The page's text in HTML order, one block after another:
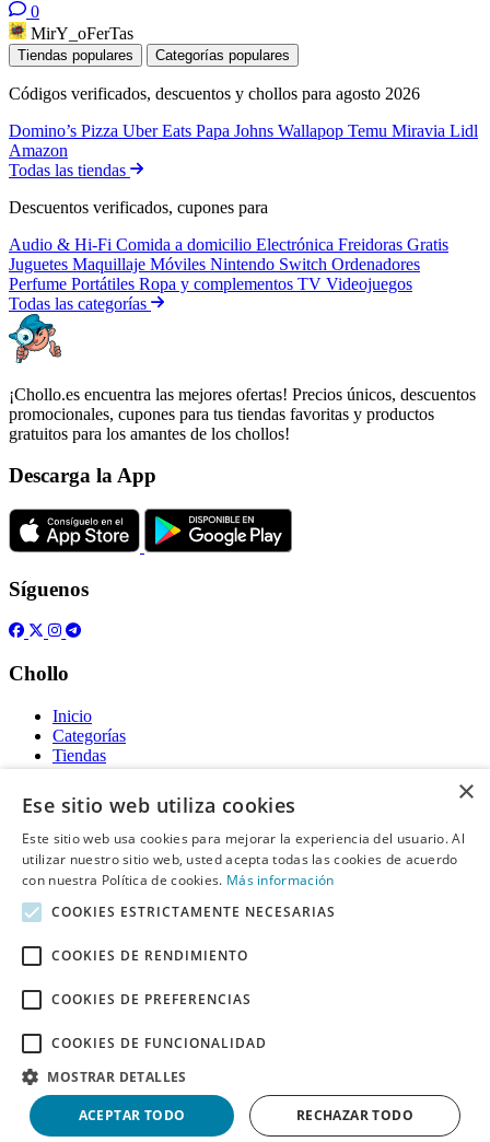
0
MirY_oFerTas
Tiendas populares Categorías populares
Códigos verificados, descuentos y chollos para agosto 2026
Domino’s Pizza Uber Eats Papa Johns Wallapop Temu Miravia Lidl
Amazon
Todas las tiendas
Descuentos verificados, cupones para
Audio & Hi-Fi Comida a domicilio Electrónica Freidoras Gratis
Juguetes Maquillaje Móviles Nintendo Switch Ordenadores
Perfume Portátiles Ropa y complementos TV Videojuegos
Todas las categorías
¡Chollo.es encuentra las mejores ofertas! Precios únicos, descuentos
promocionales, cupones para tus tiendas favoritas y productos
gratuitos para los amantes de los chollos!
Descarga la App
Síguenos
Chollo
Inicio
Categorías
Tiendas
Gratis
Acerca de
Sobre nosotros
Contacto
Información legal
Declaración de cookies
Descargo de Responsabilidad
Derechos de autor ©Chollo2026. Todos los derechos quedan
reservados.
×
Ese sitio web utiliza cookies
Este sitio web usa cookies para mejorar la experiencia del usuario. Al
utilizar nuestro sitio web, usted acepta todas las cookies de acuerdo
con nuestra Política de cookies. Más información
COOKIES ESTRICTAMENTE NECESARIAS
COOKIES DE RENDIMIENTO
COOKIES DE PREFERENCIAS
COOKIES DE FUNCIONALIDAD
MOSTRAR DETALLES
ACEPTAR TODO RECHAZAR TODO